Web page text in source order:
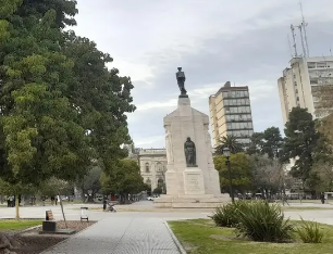
el campo
empresas